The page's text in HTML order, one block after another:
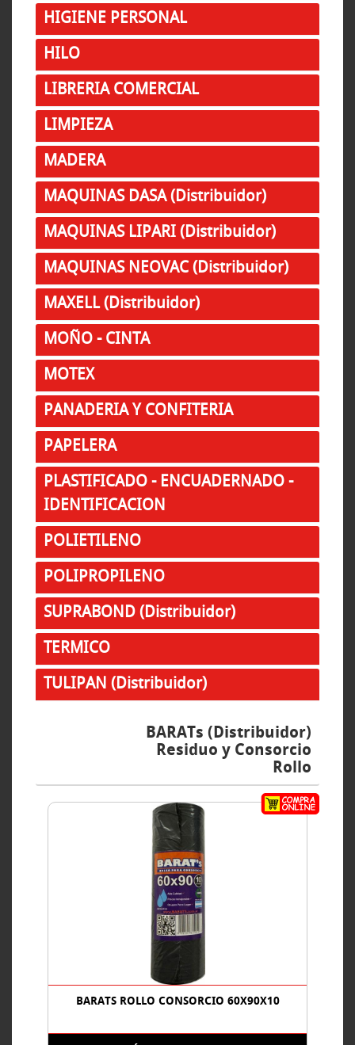
HIGIENE PERSONAL
HILO
LIBRERIA COMERCIAL
LIMPIEZA
MADERA
MAQUINAS DASA (Distribuidor)
MAQUINAS LIPARI (Distribuidor)
MAQUINAS NEOVAC (Distribuidor)
MAXELL (Distribuidor)
MOÑO - CINTA
MOTEX
PANADERIA Y CONFITERIA
PAPELERA
PLASTIFICADO - ENCUADERNADO -
IDENTIFICACION
POLIETILENO
POLIPROPILENO
SUPRABOND (Distribuidor)
TERMICO
TULIPAN (Distribuidor)
BARATs (Distribuidor)
Residuo y Consorcio
Rollo
BARATS ROLLO CONSORCIO 60X90X10